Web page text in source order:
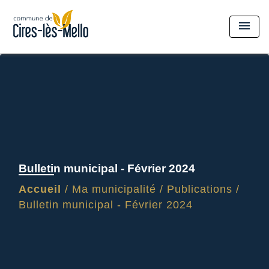
menu
Bulletin municipal - Février 2024
Accueil / Ma municipalité / Publications /
Bulletin municipal - Février 2024